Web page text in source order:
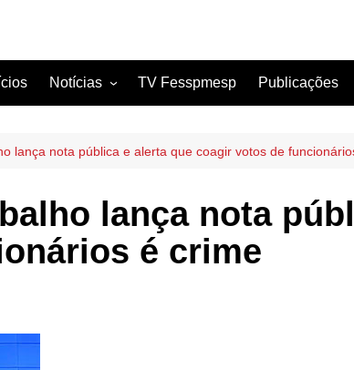
Notícias
Artigos
TV Fesspmesp Publicações
lança nota pública e alerta que coagir votos de
lança nota
é crime